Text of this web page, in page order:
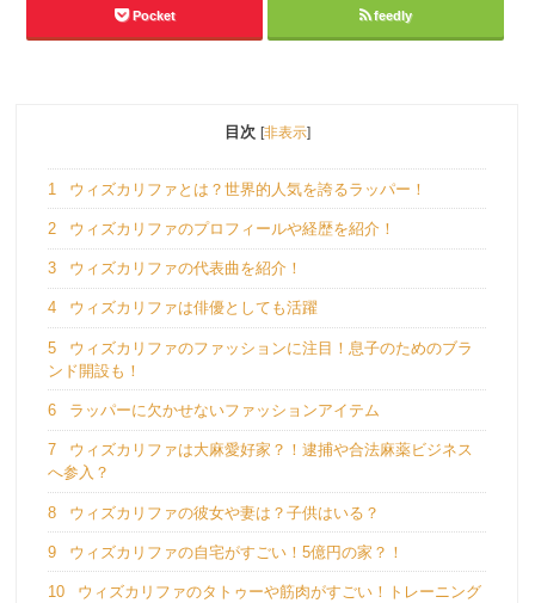
Pocket feedly
目次 [非表示]
1 ウィズカリファとは？世界的人気を誇るラッパー！
2 ウィズカリファのプロフィールや経歴を紹介！
3 ウィズカリファの代表曲を紹介！
4 ウィズカリファは俳優としても活躍
5
ウィズカリファのファッションに注目！息子のためのブラ
ンド開設も！
6 ラッパーに欠かせないファッションアイテム
7
ウィズカリファは大麻愛好家？！逮捕や合法麻薬ビジネス
へ参入？
8 ウィズカリファの彼女や妻は？子供はいる？
9 ウィズカリファの自宅がすごい！5億円の家？！
10
ウィズカリファのタトゥーや筋肉がすごい！トレーニング